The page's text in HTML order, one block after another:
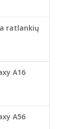
ratlankių
A16
A56